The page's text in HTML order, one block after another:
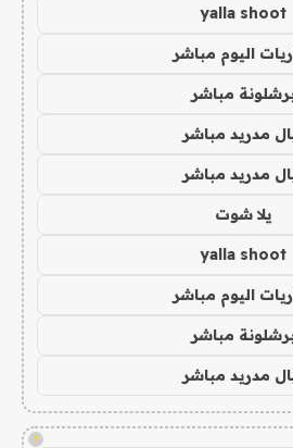
yalla shoot
اليوم مباشر
مباشر
مدريد مباشر
مدريد مباشر
يلا شوت
yalla shoot
اليوم مباشر
مباشر
مدريد مباشر
!